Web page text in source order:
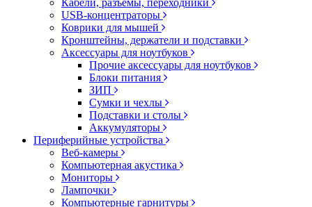
Кабели, разъемы, переходники
USB-концентраторы
Коврики для мышей
Кронштейны, держатели и подставки
Аксессуары для ноутбуков
Прочие аксессуары для ноутбуков
Блоки питания
ЗИП
Сумки и чехлы
Подставки и столы
Аккумуляторы
Периферийные устройства
Веб-камеры
Компьютерная акустика
Мониторы
Лампочки
Компьютерные гарнитуры